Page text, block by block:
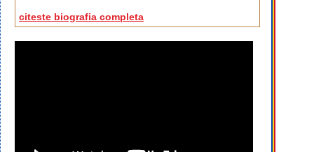
citeste biografia completa